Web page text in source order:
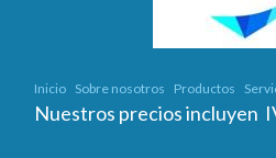
Inicio Sobre nosotros Productos
Nuestros precios incluyen